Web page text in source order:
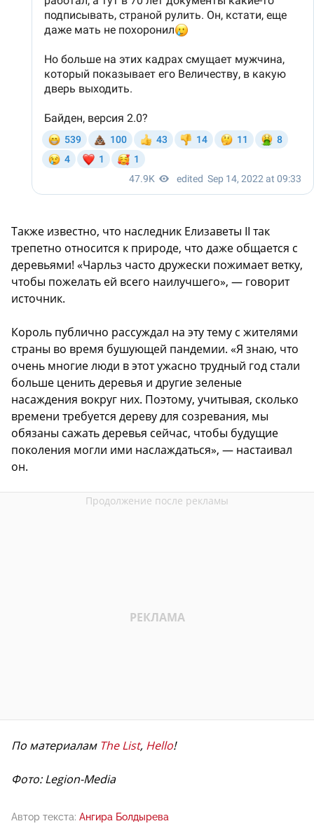
Также известно, что наследник Елизаветы II так
трепетно относится к природе, что даже общается с
деревьями! «Чарльз часто дружески пожимает ветку,
чтобы пожелать ей всего наилучшего», — говорит
источник.
Король публично рассуждал на эту тему с жителями
страны во время бушующей пандемии. «Я знаю, что
очень многие люди в этот ужасно трудный год стали
больше ценить деревья и другие зеленые
насаждения вокруг них. Поэтому, учитывая, сколько
времени требуется дереву для созревания, мы
обязаны сажать деревья сейчас, чтобы будущие
поколения могли ими наслаждаться», — настаивал
он.
По материалам The List, Hello!
Фото: Legion-Media
Автор текста: Ангира Болдырева